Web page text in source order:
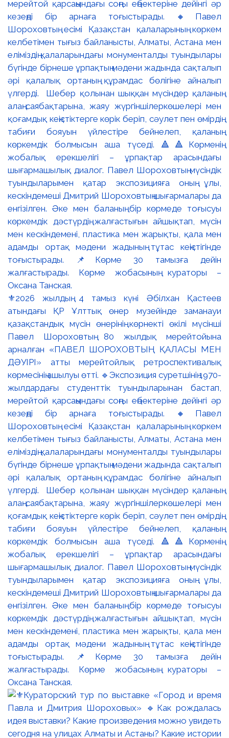
⚜️2026 жылдың 4 тамыз күні Әбілхан Қастеев
атындағы ҚР Ұлттық өнер музейінде заманауи
қазақстандық мүсін өнерінің көрнекті өкілі мүсінші
Павел Шороховтың 80 жылдық мерейтойына
арналған «ПАВЕЛ ШОРОХОВТЫҢ ҚАЛАСЫ МЕН
ДӘУІРІ» атты мерейтойлық ретроспективалық
көрмесінің ашылуы өтті. 🔹Экспозиция суретшінің 1970-
жылдардағы студенттік туындыларынан бастап,
мерейтой қарсаңындағы соңғы еңбектеріне дейінгі әр
кезеңді бір арнаға тоғыстырады. 🔸Павел
Шороховтың есімі Қазақстан қалаларының көркем
келбетімен тығыз байланысты, Алматы, Астана мен
еліміздің қалаларындағы монументалды туындылары
бүгінде бірнеше ұрпақтың мәдени жадында сақталып
әрі қалалық ортаның құрамдас бөлігіне айналып
үлгерді. Шебер қолынан шыққан мүсіндер қаланың
алаң-саябақтарына, жаяу жүргіншілеркөшелері мен
қоғамдық кеңістіктерге көрік беріп, сәулет пен өмірдің
табиғи бояуын үйлестіре бейнелеп, қаланың
көркемдік болмысын аша түседі. 🔺🔺Көрменің
жобалық ерекшелігі – ұрпақтар арасындағы
шығармашылық диалог. Павел Шороховтың мүсіндік
туындыларымен қатар экспозицияға оның ұлы,
кескіндемеші Дмитрий Шороховтың шығармалары да
енгізілген. Әке мен баланың бір көрмеде тоғысуы
көркемдік дәстүрдің жалғастығын айшықтап, мүсін
мен кескіндемені, пластика мен жарықты, қала мен
адамды ортақ мәдени жадының тұтас кеңістігінде
тоғыстырады. 📌Көрме 30 тамызға дейін
жалғастырады. Көрме жобасының кураторы –
Оксана Танская.